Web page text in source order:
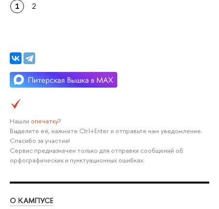
1 2
Нашли опечатку?
Выделите её, нажмите Ctrl+Enter и отправьте нам уведомление.
Спасибо за участие!
Сервис предназначен только для отправки сообщений об
орфографических и пунктуационных ошибках.
О КАМПУСЕ